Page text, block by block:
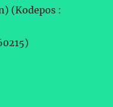
(Kodepos :